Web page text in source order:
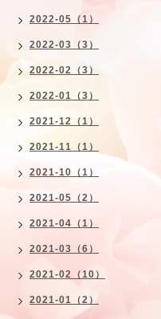
2022-05（1）
2022-03（3）
2022-02（3）
2022-01（3）
2021-12（1）
2021-11（1）
2021-10（1）
2021-05（2）
2021-04（1）
2021-03（6）
2021-02（10）
2021-01（2）